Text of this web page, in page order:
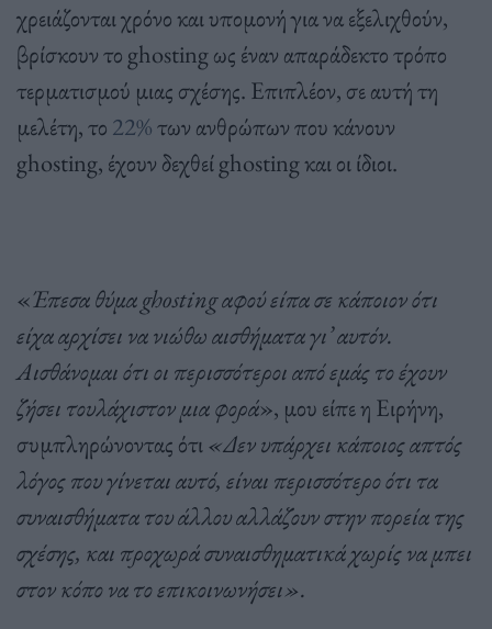
χρειάζονται χρόνο και υπομονή για να εξελιχθούν,
βρίσκουν το ghosting ως έναν απαράδεκτο τρόπο
τερματισμού μιας σχέσης. Επιπλέον, σε αυτή τη
μελέτη, το 22%των ανθρώπων που κάνουν
ghosting, έχουν δεχθεί ghosting και οι ίδιοι.
«Έπεσα θύμαghostingαφού είπα σε κάποιον ότι
είχα αρχίσει να νιώθω αισθήματα γι’ αυτόν.
Αισθάνομαι ότι οι περισσότεροι από εμάς το έχουν
ζήσει τουλάχιστον μια φορά», μου είπε η Ειρήνη,
συμπληρώνοντας ότι«Δεν υπάρχει κάποιος απτός
λόγος που γίνεται αυτό, είναι περισσότερο ότι τα
συναισθήματα του άλλου αλλάζουν στην πορεία της
σχέσης, και προχωρά συναισθηματικά χωρίς να μπει
στον κόπο να το επικοινωνήσει».